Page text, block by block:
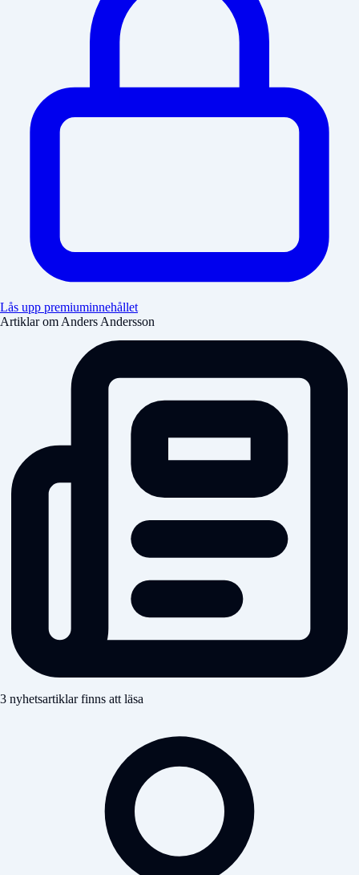
Lås upp premiuminnehållet
Artiklar om Anders Andersson
3 nyhetsartiklar finns att läsa